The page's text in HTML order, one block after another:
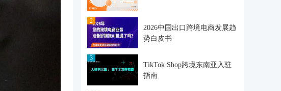
2
2026中国出口跨境电商发展趋
势白皮书
3
TikTok Shop跨境东南亚入驻
指南